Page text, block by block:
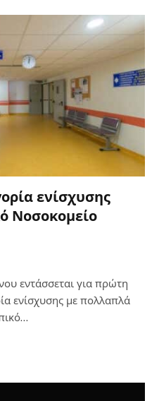
ενίσχυσης
Νοσοκομείο
εντάσσεται για πρώτη
ενίσχυσης με πολλαπλά